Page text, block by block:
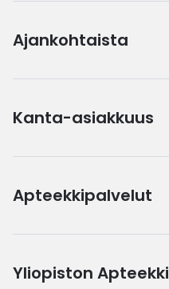
Ajankohtaista
Kanta-asiakkuus
Apteekkipalvelut
Yliopiston Apteekki